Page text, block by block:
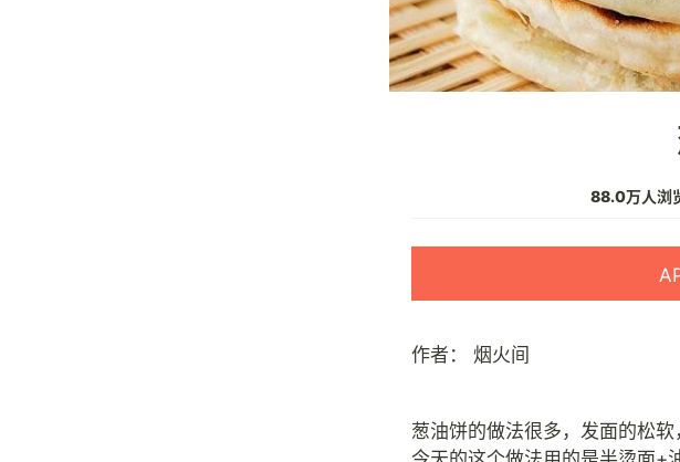
88.0万人浏
作者： 烟火间
葱油饼的做法很多，发面的松